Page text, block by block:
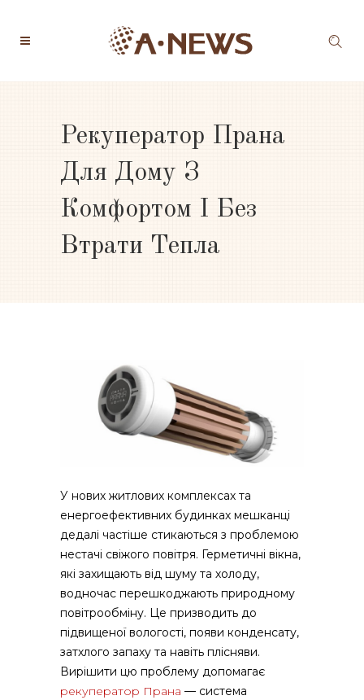
Рекуператор Прана
Для Дому З
Комфортом І Без
Втрати Тепла
У нових житлових комплексах та
енергоефективних будинках мешканці
дедалі частіше стикаються з проблемою
нестачі свіжого повітря. Герметичні вікна,
які захищають від шуму та холоду,
водночас перешкоджають природному
повітрообміну. Це призводить до
підвищеної вологості, появи конденсату,
затхлого запаху та навіть плісняви.
Вирішити цю проблему допомагає
рекуператор Прана — система